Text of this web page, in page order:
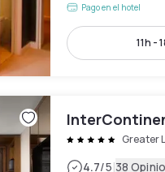
Pago en el hotel
11h -
Greater
4.7/5|38